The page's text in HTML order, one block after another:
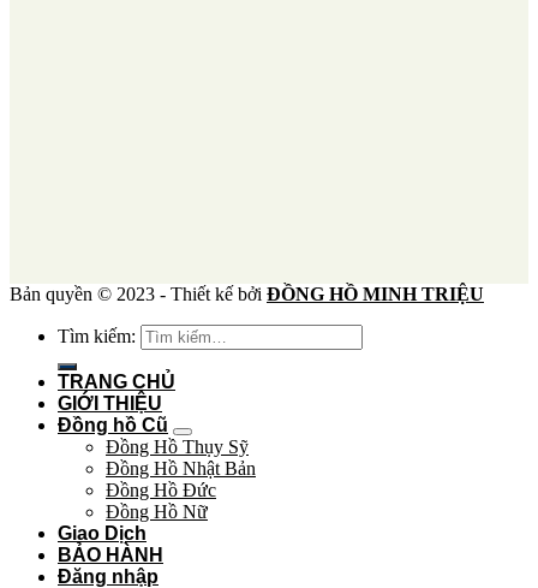
Bản quyền © 2023 - Thiết kế bởi ĐỒNG HỒ MINH TRIỆU
Tìm kiếm:
TRANG CHỦ
GIỚI THIỆU
Đồng hồ Cũ
Đồng Hồ Thụy Sỹ
Đồng Hồ Nhật Bản
Đồng Hồ Đức
Đồng Hồ Nữ
Giao Dịch
BẢO HÀNH
Đăng nhập